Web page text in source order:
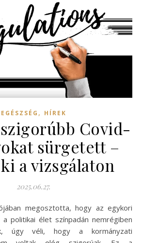
EGÉSZSÉG , HÍREK
Covid-
sürgetett –
a vizsgálaton
2025.06.27.
a politikai élet színpadán nemrégiben
úgy véli, hogy a kormányzati